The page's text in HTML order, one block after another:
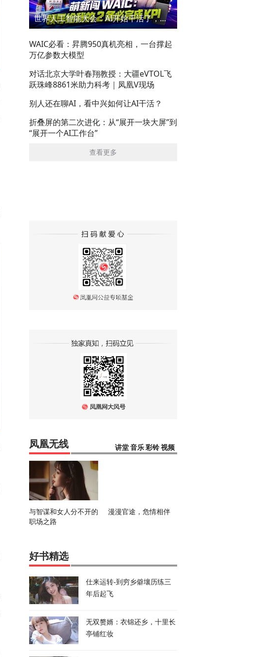
世界人工智能大会：AI开始干活了，但到底干的怎么样？萌新闯WAIC
WAIC必看：昇腾950真机亮相，一台撑起
万亿参数大模型
对话北京大学叶春翔教授：大疆eVTOL飞
跃珠峰8861米助力科考｜凤凰V现场
别人还在聊AI，看中兴如何让AI干活？
折叠屏的第二次进化：从“展开一块大屏”到
“展开一个AI工作台”
查看更多
讲堂 音乐 彩铃 视频
凤凰无线
与智谋和女人分不开的
职场之路
漫漫官途，危情相伴
好书精选
仕来运转-到穷乡僻壤历练三
年后起飞
无双赘婿：衣锦还乡，十里长
亭铺红妆